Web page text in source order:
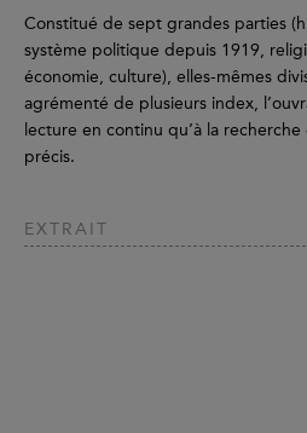
Constitué de sept grandes parties
système politique depuis 1919,
économie, culture), elles-mêmes
agrémenté de plusieurs index,
lecture en continu qu’à la
précis.
EXTRAIT